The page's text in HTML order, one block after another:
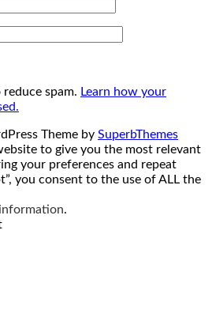
spam. Learn how your
Theme by SuperbThemes
to give you the most relevant
your preferences and repeat
you consent to the use of ALL the
.